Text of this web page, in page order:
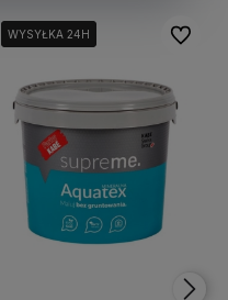
WYSYŁKA 24H
WYSYŁKA 24H Do